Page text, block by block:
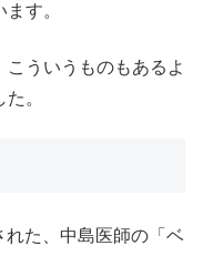
す。
ういうものもあるよ
。
た、中島医師の「ベ